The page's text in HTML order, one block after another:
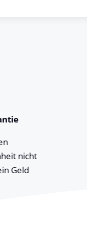
nicht
Geld